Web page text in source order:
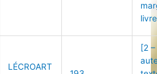
LÉCROART
[2